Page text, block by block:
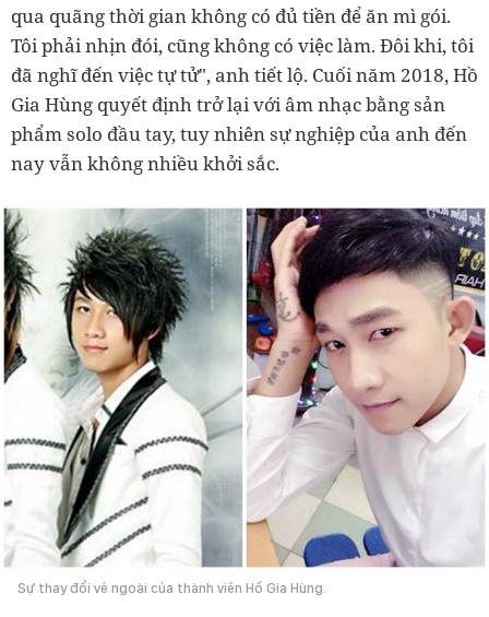
qua quãng thời gian không có đủ tiền để ăn mì gói.
Tôi phải nhịn đói, cũng không có việc làm. Đôi khi, tôi
đã nghĩ đến việc tự tử", anh tiết lộ. Cuối năm 2018, Hồ
Gia Hùng quyết định trở lại với âm nhạc bằng sản
phẩm solo đầu tay, tuy nhiên sự nghiệp của anh đến
nay vẫn không nhiều khởi sắc.
Sự thay đổi vẻ ngoài của thành viên Hồ Gia Hùng.